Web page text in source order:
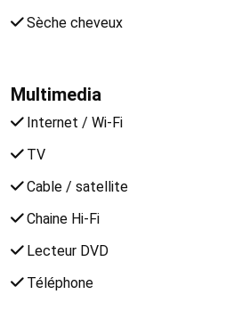
Sèche cheveux
Multimedia
Internet / Wi-Fi
TV
Cable / satellite
Chaine Hi-Fi
Lecteur DVD
Téléphone